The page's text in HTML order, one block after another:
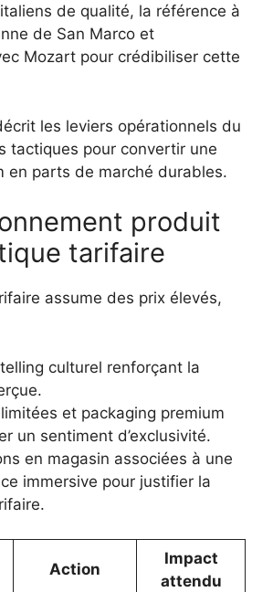
de qualité, la référence à
de San Marco et
Mozart pour crédibiliser cette
les leviers opérationnels du
tactiques pour convertir une
en parts de marché durables.
produit
tarifaire
assume des prix élevés,
culturel renforçant la
et packaging premium
un sentiment d’exclusivité.
en magasin associées à une
immersive pour justifier la
Action
Impact
attendu